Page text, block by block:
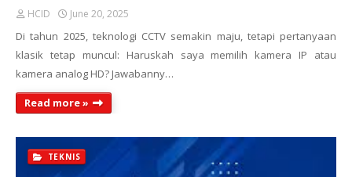
HCID June 20, 2025
Di tahun 2025, teknologi CCTV semakin maju, tetapi pertanyaan
klasik tetap muncul: Haruskah saya memilih kamera IP atau
kamera analog HD? Jawabanny…
Read more »
TEKNIS